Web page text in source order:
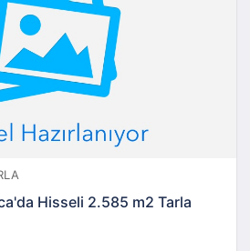
Hisseli 2.585 m2 Tarla